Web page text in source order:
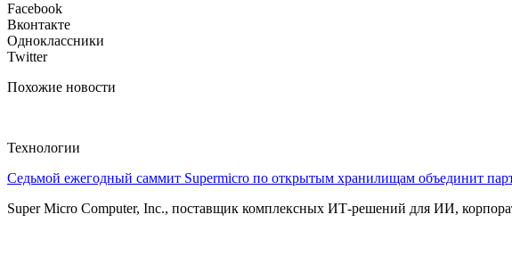
Facebook
Вконтакте
Одноклассники
Twitter
Похожие новости
Технологии
Седьмой ежегодный саммит Supermicro по открытым хранилищам объединит
Super Micro Computer, Inc., поставщик комплексных ИТ-решений для ИИ,